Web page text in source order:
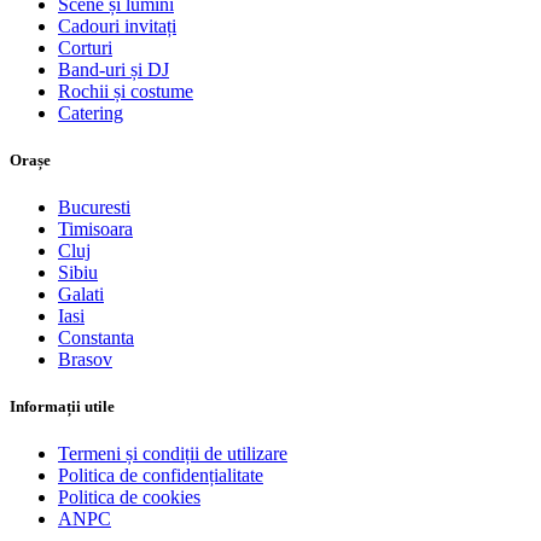
Cadouri invitați
Corturi
Band-uri și DJ
Rochii și costume
Catering
Orașe
Bucuresti
Timisoara
Cluj
Sibiu
Galati
Iasi
Constanta
Brasov
Informații utile
Termeni și condiții de utilizare
Politica de confidențialitate
Politica de cookies
ANPC